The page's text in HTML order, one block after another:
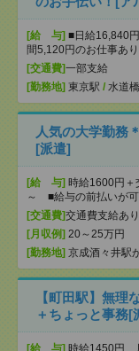
[給 与] ■日給16,840
間5,120円のお仕事あり
[交通費]一部支給
[勤務地] 東京駅 / 水道
人気の大学勤務
[派遣]
[給 与] 時給1600円
～ ■給与の前払いが可
[交通費]交通費支給あり
[月収例] 20～25万円
[勤務地] 京成酒々井駅
【町田駅】無理
＋ちょっと事務[
[給 与] 時給1450円